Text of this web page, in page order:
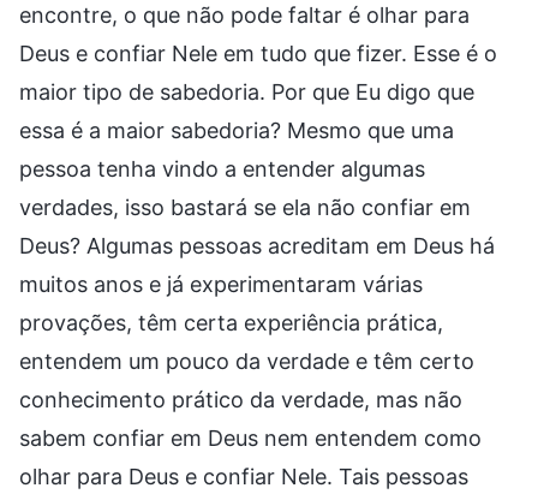
encontre, o que não pode faltar é olhar para
Deus e confiar Nele em tudo que fizer. Esse é o
maior tipo de sabedoria. Por que Eu digo que
essa é a maior sabedoria? Mesmo que uma
pessoa tenha vindo a entender algumas
verdades, isso bastará se ela não confiar em
Deus? Algumas pessoas acreditam em Deus há
muitos anos e já experimentaram várias
provações, têm certa experiência prática,
entendem um pouco da verdade e têm certo
conhecimento prático da verdade, mas não
sabem confiar em Deus nem entendem como
olhar para Deus e confiar Nele. Tais pessoas